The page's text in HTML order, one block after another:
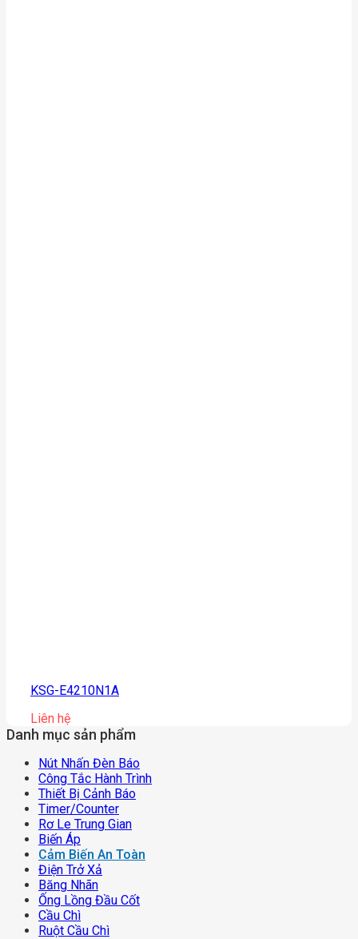
KSG-E4210N1A
Liên hệ
Danh mục sản phẩm
Nút Nhấn Đèn Báo
Công Tắc Hành Trình
Thiết Bị Cảnh Báo
Timer/counter
Rơ Le Trung Gian
Biến Áp
Cảm Biến An Toàn
Điện Trở Xả
Băng Nhãn
Ống Lồng Đầu Cốt
Cầu Chì
Ruột Cầu Chì